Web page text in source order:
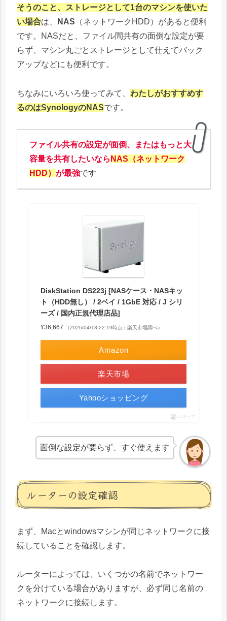
そうのこと、ストレージとして1台のマシンを使いた
い場合は、 NAS （ネットワークHDD）があると便利
です。NASだと、ファイル間共有の面倒な設定が要
らず、マシン丸ごとストレージとして仕えてバック
アップなどにも便利です。
ちなみにいろいろ使ってみて、 わたしがおすすめす
るのはSynologyのNASです。
ファイル共有の設定が面倒、またはもっと大
容量を共有したいなら NAS（ネットワーク
HDD） が最強です
DiskStation DS223j [NASケース・NASキッ
ト（HDD無し） / 2ベイ / 1GbE 対応 / J シリ
ーズ / 国内正規代理店品]
¥36,667 （2026/04/18 22:19時点 | 楽天市場調べ）
Amazon
楽天市場
Yahooショッピング
ポチップ
面倒な設定が要らず、すぐ使えます
ルーターの設定確認
まず、Macとwindowsマシンが同じネットワークに接
続していることを確認します。
ルーターによっては、いくつかの名前でネットワー
クを分けている場合がありますが、必ず同じ名前の
ネットワークに接続します。